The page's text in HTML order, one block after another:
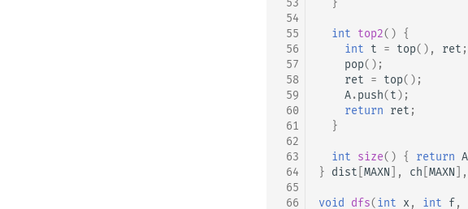
54
55
56
57
58
59
60
61
62
63
64
65
66
int top2() {
int t = top(), ret ;
pop();
ret = top();
A.push(t);
return ret ;
}
int size() { return A
} dist MAXN ], ch MAXN ],
void dfs(int x, int f,